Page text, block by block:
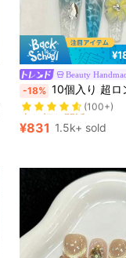
Beauty
-18% 10個入り 超ロング コフィン型 ハンドメイド プレスオンネイル パーティー・日常使い用 ブルー オーシャンデザイン アイスフローラル キラキラ キ
売り切れ間近！
(100+)
売り切れ間近！
(100+)
売り切れ間近！
(100+)
売り切れ間近！
¥831 1.5k+ sold